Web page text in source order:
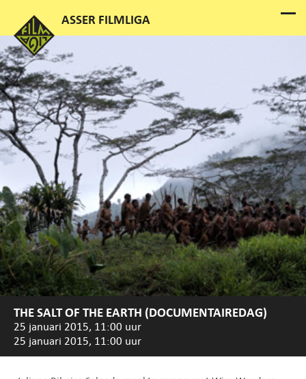
THE SALT OF THE EARTH (DOCUMENTAIREDAG)
25 januari 2015, 11:00 uur
25 januari 2015, 11:00 uur